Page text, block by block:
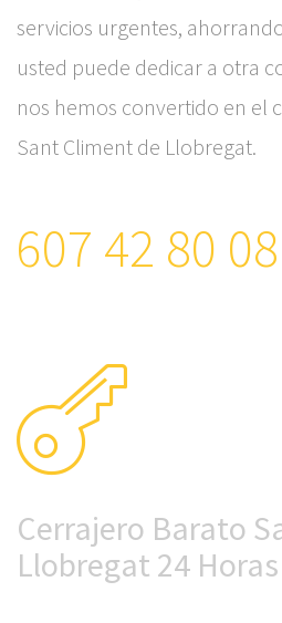
servicios urgentes,
usted puede dedicar a otra
nos hemos convertido en el
Sant Climent de Llobregat.
607 42 80 08
Cerrajero Barato
Llobregat 24 Horas